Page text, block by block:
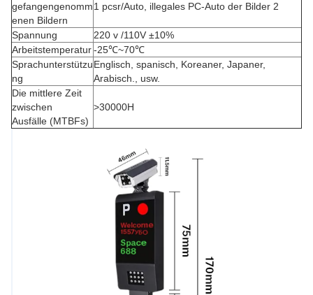
gefangengenomm
enen Bildern
1 pcsr/Auto, illegales PC-Auto der Bilder 2
Spannung
220 v /110V ±10%
Arbeitstemperatur-25℃~70℃
Sprachunterstützu
ng
Englisch, spanisch, Koreaner, Japaner,
Arabisch., usw.
Die mittlere Zeit
zwischen
Ausfälle (MTBFs)
>30000H